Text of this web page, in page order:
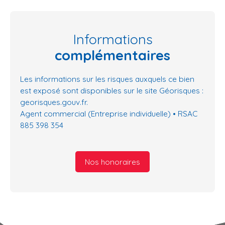
Informations
complémentaires
Les informations sur les risques auxquels ce bien
est exposé sont disponibles sur le site Géorisques :
georisques.gouv.fr.
Agent commercial (Entreprise individuelle) • RSAC
885 398 354
Nos honoraires